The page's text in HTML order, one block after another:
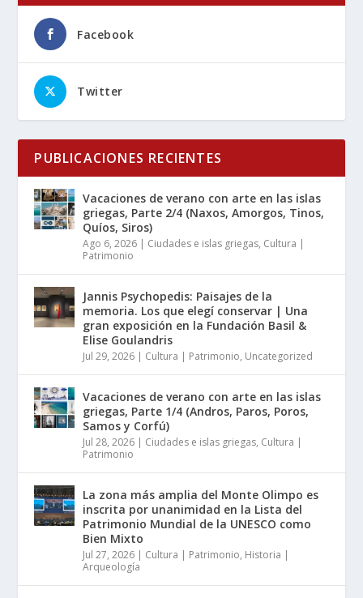
Facebook
Twitter
PUBLICACIONES RECIENTES
Vacaciones de verano con arte en las islas
griegas, Parte 2/4 (Naxos, Amorgos, Tinos,
Quíos, Siros)
Ago 6, 2026 | Ciudades e islas griegas, Cultura |
Patrimonio
Jannis Psychopedis: Paisajes de la
memoria. Los que elegí conservar | Una
gran exposición en la Fundación Basil &
Elise Goulandris
Jul 29, 2026 | Cultura | Patrimonio, Uncategorized
Vacaciones de verano con arte en las islas
griegas, Parte 1/4 (Andros, Paros, Poros,
Samos y Corfú)
Jul 28, 2026 | Ciudades e islas griegas, Cultura |
Patrimonio
La zona más amplia del Monte Olimpo es
inscrita por unanimidad en la Lista del
Patrimonio Mundial de la UNESCO como
Bien Mixto
Jul 27, 2026 | Cultura | Patrimonio, Historia |
Arqueología